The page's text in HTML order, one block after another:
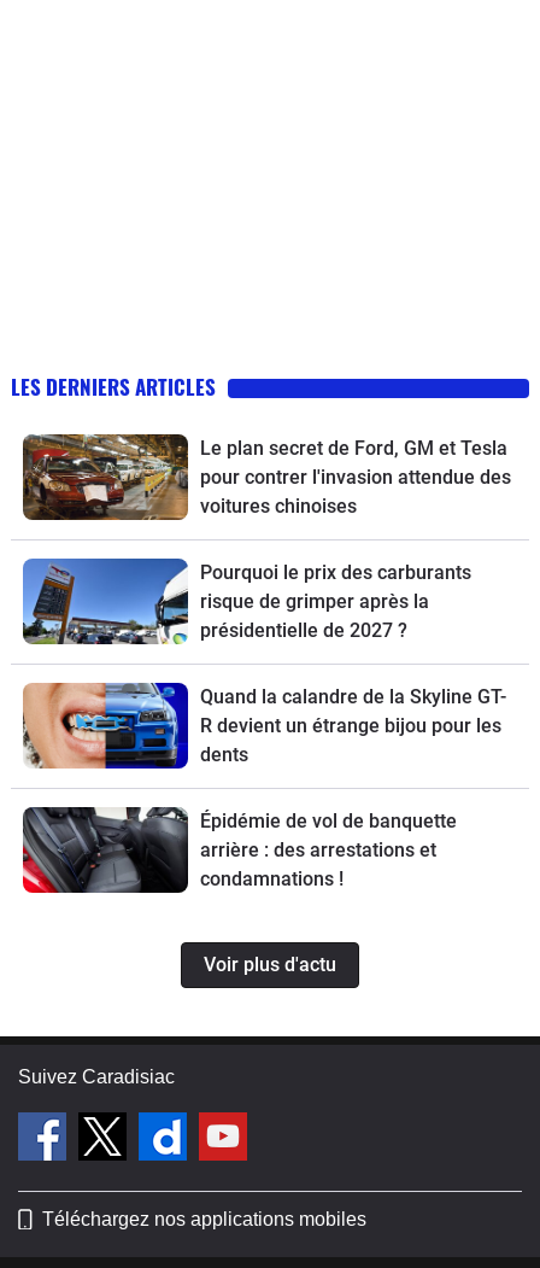
LES DERNIERS ARTICLES
Le plan secret de Ford, GM et Tesla
pour contrer l'invasion attendue des
voitures chinoises
Pourquoi le prix des carburants
risque de grimper après la
présidentielle de 2027 ?
Quand la calandre de la Skyline GT-
R devient un étrange bijou pour les
dents
Épidémie de vol de banquette
arrière : des arrestations et
condamnations !
Voir plus d'actu
Suivez Caradisiac
Téléchargez nos applications mobiles